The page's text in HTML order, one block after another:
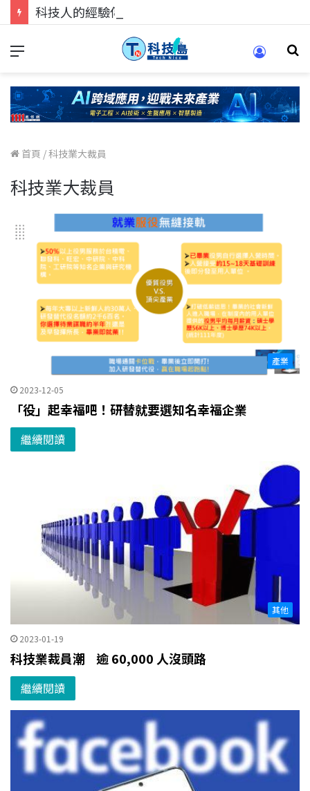
首頁 /科技業大裁員
科技業大裁員
產業
2023-12-05
「役」起幸福吧！研替就要選知名幸福企業
繼續閱讀
其他
2023-01-19
科技業裁員潮 逾 60,000 人沒頭路
繼續閱讀